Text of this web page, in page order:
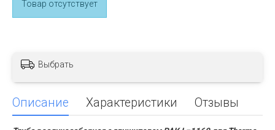
Товар отсутствует
Выбрать
Описание Характеристики Отзывы